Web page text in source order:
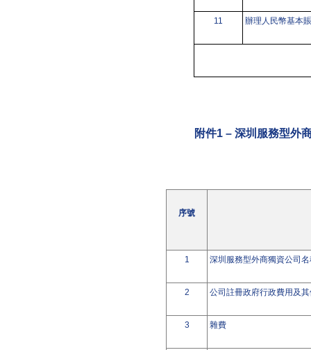
11 辦理人民幣基本
附件1 – 深圳服務型外
序號
1 深圳服務型外商獨資公司
2 公司註冊政府行政費用及
3 雜費